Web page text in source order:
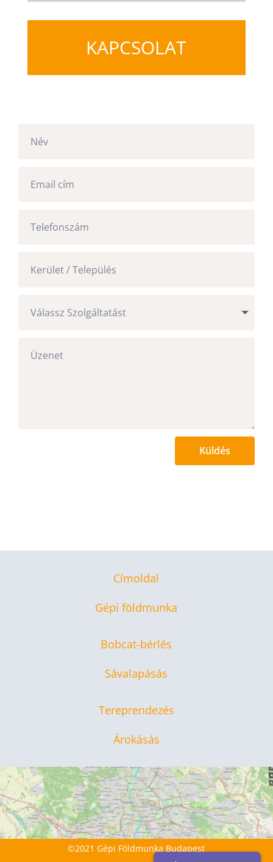
KAPCSOLAT
Küldés
Címoldal
Gépi földmunka
Bobcat-bérlés
Sávalapásás
Tereprendezés
Árokásás
©2021 Gépi Földmunka Budapest